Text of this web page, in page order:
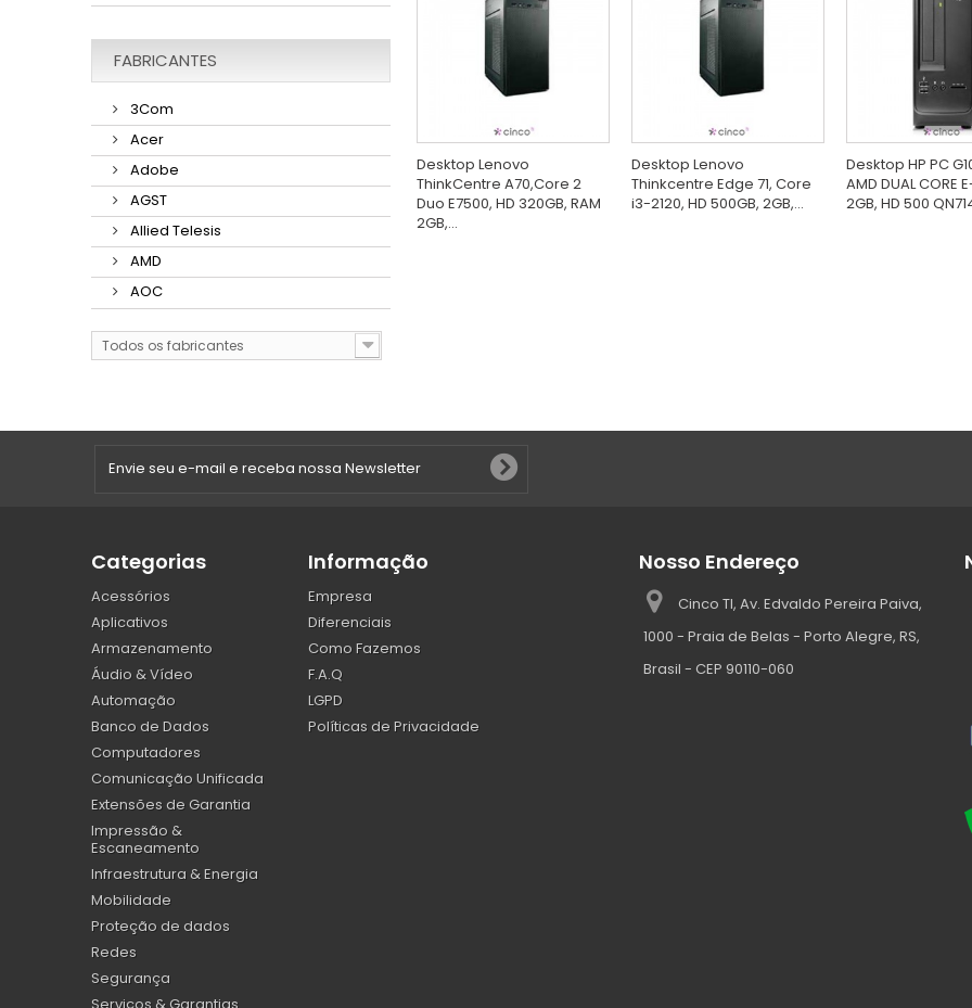
FABRICANTES
3Com
Acer
Adobe
AGST
Allied Telesis
AMD
AOC
Todos os fabricantes
Desktop Lenovo
ThinkCentre A70,Core 2
Duo E7500, HD 320GB, RAM
2GB,...
Desktop Lenovo
Thinkcentre Edge 71, Core
i3-2120, HD 500GB, 2GB,...
Desktop HP PC
AMD DUAL CORE
2GB, HD 500
Categorias
Acessórios
Aplicativos
Armazenamento
Áudio & Vídeo
Automação
Banco de Dados
Computadores
Comunicação Unificada
Extensões de Garantia
Impressão &
Escaneamento
Infraestrutura & Energia
Mobilidade
Proteção de dados
Redes
Segurança
Serviços & Garantias
Informação
Empresa
Diferenciais
Como Fazemos
F.A.Q
LGPD
Políticas de Privacidade
Nosso Endereço
Cinco TI, Av. Edvaldo Pereira Paiva,
1000 - Praia de Belas - Porto Alegre, RS,
Brasil - CEP 90110-060